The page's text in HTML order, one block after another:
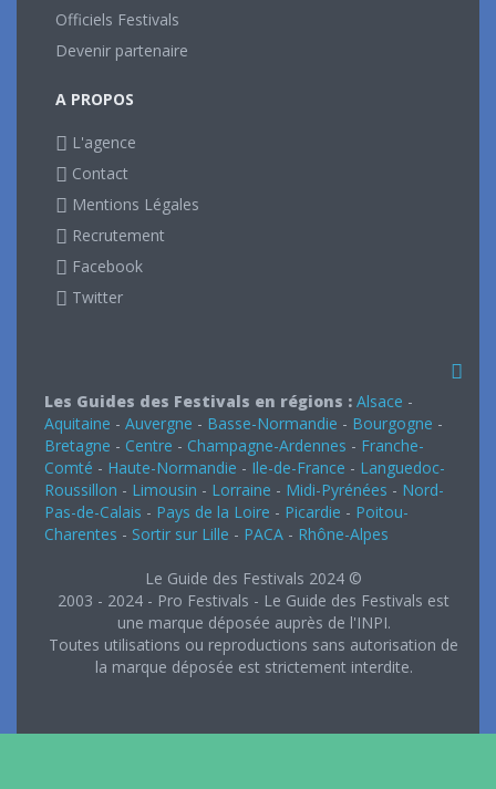
Officiels Festivals
Devenir partenaire
A PROPOS
L'agence
Contact
Mentions Légales
Recrutement
Facebook
Twitter
Les Guides des Festivals en régions : Alsace -
Aquitaine - Auvergne - Basse-Normandie - Bourgogne -
Bretagne - Centre - Champagne-Ardennes - Franche-
Comté - Haute-Normandie - Ile-de-France - Languedoc-
Roussillon - Limousin - Lorraine - Midi-Pyrénées - Nord-
Pas-de-Calais - Pays de la Loire - Picardie - Poitou-
Charentes - Sortir sur Lille - PACA - Rhône-Alpes
Le Guide des Festivals 2024 ©
2003 - 2024 - Pro Festivals - Le Guide des Festivals est
une marque déposée auprès de l'INPI.
Toutes utilisations ou reproductions sans autorisation de
la marque déposée est strictement interdite.